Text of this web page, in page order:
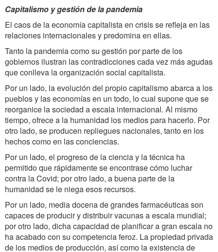
Capitalismo y gestión de la pandemia
El caos de la economía capitalista en crisis se refleja en las
relaciones internacionales y predomina en ellas.
Tanto la pandemia como su gestión por parte de los
gobiernos ilustran las contradicciones cada vez más agudas
que conlleva la organización social capitalista.
Por un lado, la evolución del propio capitalismo abarca a los
pueblos y las economías en un todo, lo cual supone que se
reorganice la sociedad a escala internacional. Al mismo
tiempo, ofrece a la humanidad los medios para hacerlo. Por
otro lado, se producen repliegues nacionales, tanto en los
hechos como en las conciencias.
Por un lado, el progreso de la ciencia y la técnica ha
permitido que rápidamente se encontrase cómo luchar
contra la Covid; por otro lado, a buena parte de la
humanidad se le niega esos recursos.
Por un lado, media docena de grandes farmacéuticas son
capaces de producir y distribuir vacunas a escala mundial;
por otro lado, dicha capacidad de planificar a gran escala no
ha acabado con su competencia feroz. La propiedad privada
de los medios de producción, así como la existencia de